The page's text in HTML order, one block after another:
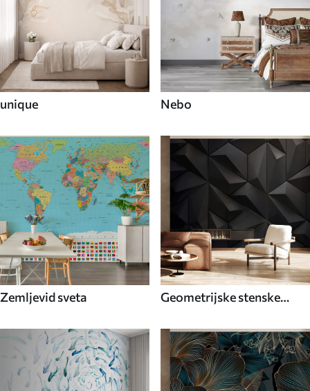
unique Nebo
Zemljevid sveta
Geometrijske stenske